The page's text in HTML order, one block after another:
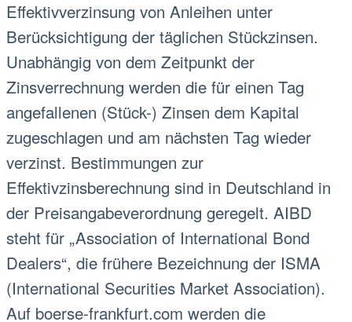
Effektivverzinsung von Anleihen unter
Berücksichtigung der täglichen Stückzinsen.
Unabhängig von dem Zeitpunkt der
Zinsverrechnung werden die für einen Tag
angefallenen (Stück-) Zinsen dem Kapital
zugeschlagen und am nächsten Tag wieder
verzinst. Bestimmungen zur
Effektivzinsberechnung sind in Deutschland in
der Preisangabeverordnung geregelt. AIBD
steht für „Association of International Bond
Dealers“, die frühere Bezeichnung der ISMA
(International Securities Market Association).
Auf boerse-frankfurt.com werden die